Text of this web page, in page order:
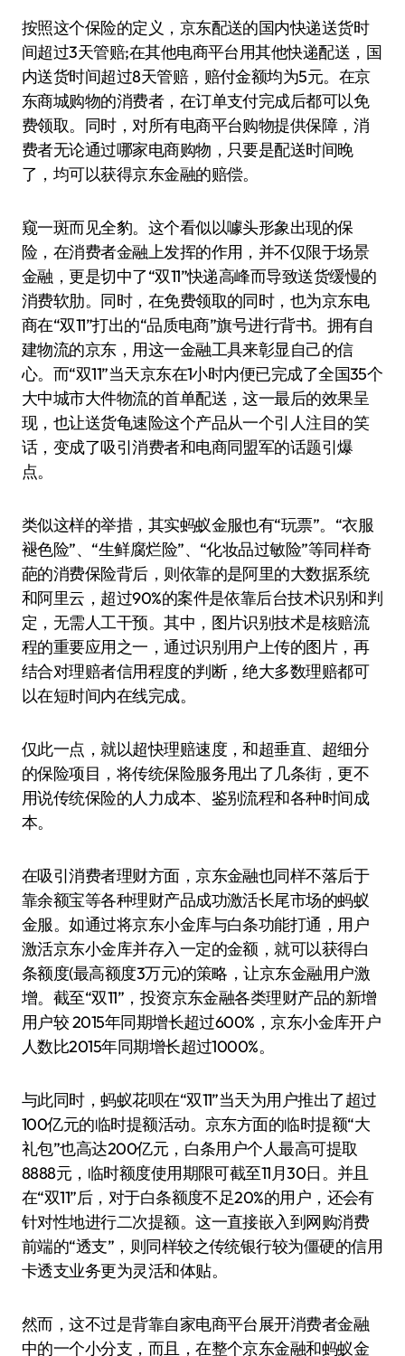
按照这个保险的定义，京东配送的国内快递送货时
间超过3天管赔;在其他电商平台用其他快递配送，国
内送货时间超过8天管赔，赔付金额均为5元。在京
东商城购物的消费者，在订单支付完成后都可以免
费领取。同时，对所有电商平台购物提供保障，消
费者无论通过哪家电商购物，只要是配送时间晚
了，均可以获得京东金融的赔偿。
窥一斑而见全豹。这个看似以噱头形象出现的保
险，在消费者金融上发挥的作用，并不仅限于场景
金融，更是切中了“双11”快递高峰而导致送货缓慢的
消费软肋。同时，在免费领取的同时，也为京东电
商在“双11”打出的“品质电商”旗号进行背书。拥有自
建物流的京东，用这一金融工具来彰显自己的信
心。而“双11”当天京东在1小时内便已完成了全国35个
大中城市大件物流的首单配送，这一最后的效果呈
现，也让送货龟速险这个产品从一个引人注目的笑
话，变成了吸引消费者和电商同盟军的话题引爆
点。
类似这样的举措，其实蚂蚁金服也有“玩票”。“衣服
褪色险”、“生鲜腐烂险”、“化妆品过敏险”等同样奇
葩的消费保险背后，则依靠的是阿里的大数据系统
和阿里云，超过90%的案件是依靠后台技术识别和判
定，无需人工干预。其中，图片识别技术是核赔流
程的重要应用之一，通过识别用户上传的图片，再
结合对理赔者信用程度的判断，绝大多数理赔都可
以在短时间内在线完成。
仅此一点，就以超快理赔速度，和超垂直、超细分
的保险项目，将传统保险服务甩出了几条街，更不
用说传统保险的人力成本、鉴别流程和各种时间成
本。
在吸引消费者理财方面，京东金融也同样不落后于
靠余额宝等各种理财产品成功激活长尾市场的蚂蚁
金服。如通过将京东小金库与白条功能打通，用户
激活京东小金库并存入一定的金额，就可以获得白
条额度(最高额度3万元)的策略，让京东金融用户激
增。截至“双11”，投资京东金融各类理财产品的新增
用户较 2015年同期增长超过600%，京东小金库开户
人数比2015年同期增长超过1000%。
与此同时，蚂蚁花呗在“双11”当天为用户推出了超过
100亿元的临时提额活动。京东方面的临时提额“大
礼包”也高达200亿元，白条用户个人最高可提取
8888元，临时额度使用期限可截至11月30日。并且
在“双11”后，对于白条额度不足20%的用户，还会有
针对性地进行二次提额。这一直接嵌入到网购消费
前端的“透支”，则同样较之传统银行较为僵硬的信用
卡透支业务更为灵活和体贴。
然而，这不过是背靠自家电商平台展开消费者金融
中的一个小分支，而且，在整个京东金融和蚂蚁金